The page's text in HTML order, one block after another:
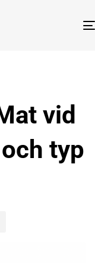
vid
typ